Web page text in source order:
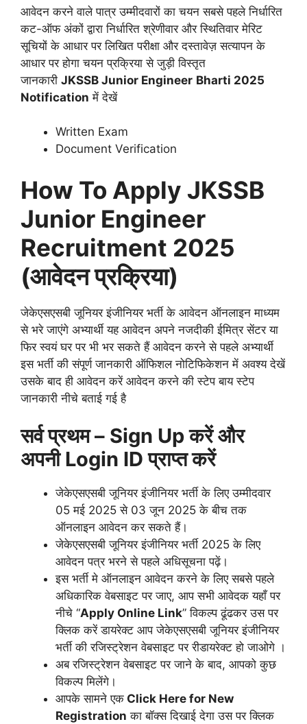
आवेदन करने वाले पात्र उम्मीदवारों का चयन सबसे पहले निर्धारित
कट-ऑफ अंकों द्वारा निर्धारित श्रेणीवार और स्थितिवार मेरिट
सूचियों के आधार पर लिखित परीक्षा और दस्तावेज़ सत्यापन के
आधार पर होगा चयन प्रक्रिया से जुड़ी विस्तृत
जानकारी JKSSB Junior Engineer Bharti 2025
Notification में देखें
Written Exam
Document Verification
How To Apply JKSSB
Junior Engineer
Recruitment 2025
(आवेदन प्रक्रिया)
जेकेएसएसबी जूनियर इंजीनियर भर्ती के आवेदन ऑनलाइन माध्यम
से भरे जाएंगे अभ्यार्थी यह आवेदन अपने नजदीकी ईमित्र सेंटर या
फिर स्वयं घर पर भी भर सकते हैं आवेदन करने से पहले अभ्यार्थी
इस भर्ती की संपूर्ण जानकारी ऑफिशल नोटिफिकेशन में अवश्य देखें
उसके बाद ही आवेदन करें आवेदन करने की स्टेप बाय स्टेप
जानकारी नीचे बताई गई है
सर्व प्रथम – Sign Up करें और
अपनी Login ID प्राप्त करें
जेकेएसएसबी जूनियर इंजीनियर भर्ती के लिए उम्मीदवार
05 मई 2025 से 03 जून 2025 के बीच तक
ऑनलाइन आवेदन कर सकते हैं।
जेकेएसएसबी जूनियर इंजीनियर भर्ती 2025 के लिए
आवेदन पत्र भरने से पहले अधिसूचना पढ़ें।
इस भर्ती मे ऑनलाइन आवेदन करने के लिए सबसे पहले
अधिकारिक वेबसाइट पर जाए, आप सभी आवेदक यहाँ पर
नीचे “Apply Online Link” विकल्प ढूंढकर उस पर
क्लिक करें डायरेक्ट आप जेकेएसएसबी जूनियर इंजीनियर
भर्ती की रजिस्ट्रेशन वेबसाइट पर रीडायरेक्ट हो जाओगे ।
अब रजिस्ट्रेशन वेबसाइट पर जाने के बाद, आपको कुछ
विकल्प मिलेंगे।
आपके सामने एक Click Here for New
Registration का बॉक्स दिखाई देगा उस पर क्लिक